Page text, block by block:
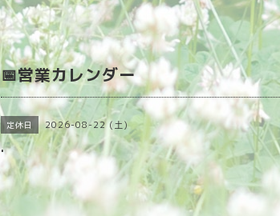
📅営業カレンダー
定休日 2026-08-22 (土)
.